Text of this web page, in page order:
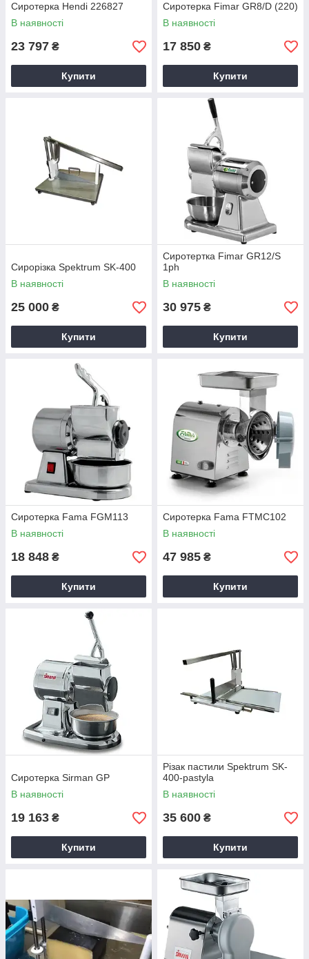
Сиротерка Hendi 226827
В наявності
23 797 ₴
Купити
Сиротерка Fimar GR8/D (220)
В наявності
17 850 ₴
Купити
Сирорізка Spektrum SK-400
В наявності
25 000 ₴
Купити
Сиротертка Fimar GR12/S
1ph
В наявності
30 975 ₴
Купити
Сиротерка Fama FGM113
В наявності
18 848 ₴
Купити
Сиротерка Fama FTMC102
В наявності
47 985 ₴
Купити
Сиротерка Sirman GP
В наявності
19 163 ₴
Купити
Різак пастили Spektrum SK-
400-pastyla
В наявності
35 600 ₴
Купити